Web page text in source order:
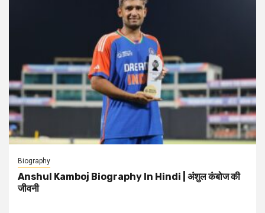
Biography
Anshul Kamboj Biography In Hindi | अंशुल कंबोज की
जीवनी